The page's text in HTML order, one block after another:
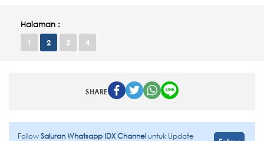
Halaman :
1 2 3 4
SHARE
FollowSaluran Whatsapp IDX Channeluntuk Update